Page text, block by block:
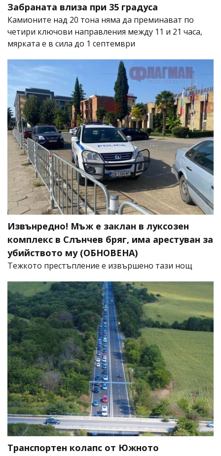
Забраната влиза при 35 градуса
Камионите над 20 тона няма да преминават по
четири ключови направления между 11 и 21 часа,
мярката е в сила до 1 септември
Извънредно! Мъж е заклан в луксозен
комплекс в Слънчев бряг, има арестуван за
убийството му (ОБНОВЕНА)
​Тежкото престъпление е извършено тази нощ
Транспортен колапс от Южното